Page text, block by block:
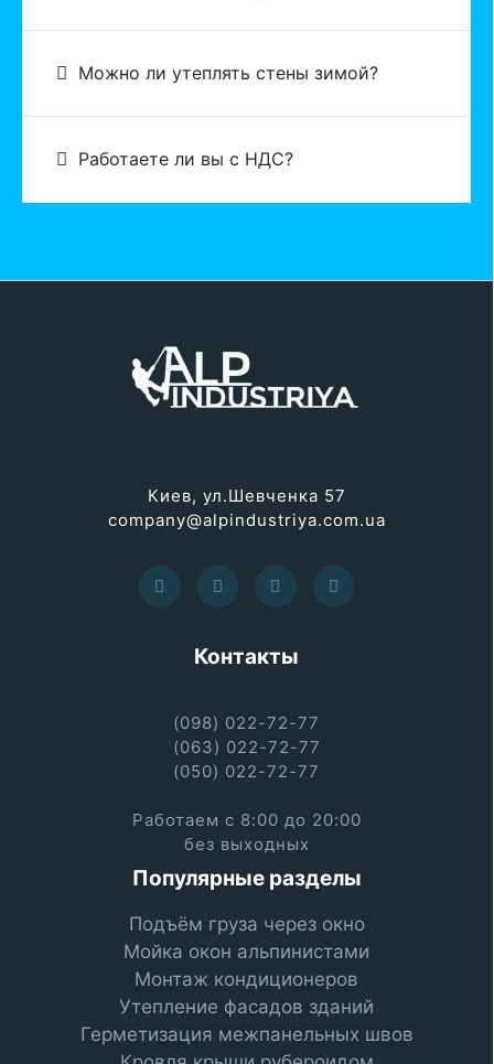
Можно ли утеплять стены зимой?
Работаете ли вы с НДС?
Киев, ул.Шевченка 57
company@alpindustriya.com.ua
Контакты
(098) 022-72-77
(063) 022-72-77
(050) 022-72-77
Работаем с 8:00 до 20:00
без выходных
Популярные разделы
Подъём груза через окно
Мойка окон альпинистами
Монтаж кондиционеров
Утепление фасадов зданий
Герметизация межпанельных швов